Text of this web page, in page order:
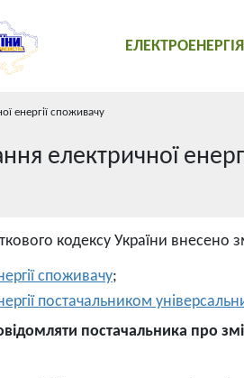
ЕЛЕКТРОЕНЕРГІЯ
енергії споживачу
електричної
кодексу України внесено
споживачу;
постачальником
постачальника про